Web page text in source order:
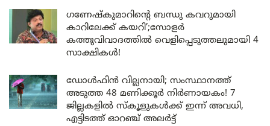
ഗണേഷ്കുമാറിന്റെ ബന്ധു കവറുമായി
കാറിലേക്ക് കയറി’;സോളർ
കത്തുവിവാദത്തിൽ വെളിപ്പെടുത്തലുമായി 4
സാക്ഷികൾ!
ഡോൾഫിൻ വില്ലനായി; സംസ്ഥാനത്ത്
അടുത്ത 48 മണിക്കൂർ നിർണായകം! 7
ജില്ലകളിൽ സ്കൂളുകൾക്ക് ഇന്ന് അവധി,
എട്ടിടത്ത് ഓറഞ്ച് അലർട്ട്